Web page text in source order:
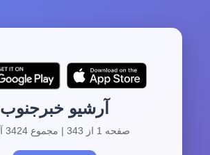
آرشیو خبرجنوب
صفحه 1 از 343 | مجموع 3424 آرشیو